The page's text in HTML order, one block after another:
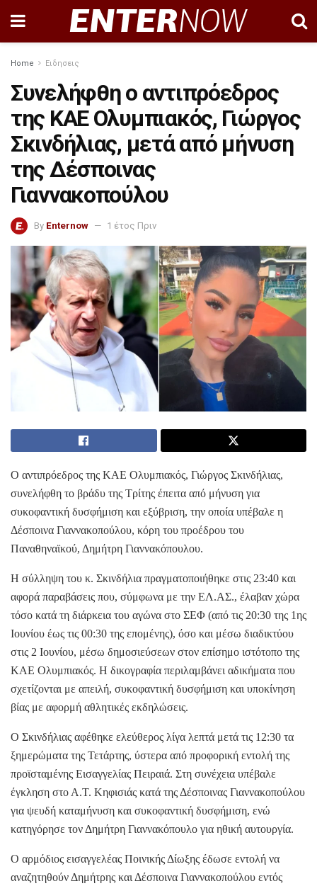
Home Ειδησεις
Συνελήφθη ο αντιπρόεδρος
της ΚΑΕ Ολυμπιακός, Γιώργος
Σκινδήλιας, μετά από μήνυση
της Δέσποινας
Γιαννακοπούλου
By Enternow 1 έτος Πριν
Ο αντιπρόεδρος της ΚΑΕ Ολυμπιακός, Γιώργος Σκινδήλιας,
συνελήφθη το βράδυ της Τρίτης έπειτα από μήνυση για
συκοφαντική δυσφήμιση και εξύβριση, την οποία υπέβαλε η
Δέσποινα Γιαννακοπούλου, κόρη του προέδρου του
Παναθηναϊκού, Δημήτρη Γιαννακόπουλου.
Η σύλληψη του κ. Σκινδήλια πραγματοποιήθηκε στις 23:40 και
αφορά παραβάσεις που, σύμφωνα με την ΕΛ.ΑΣ., έλαβαν χώρα
τόσο κατά τη διάρκεια του αγώνα στο ΣΕΦ (από τις 20:30 της 1ης
Ιουνίου έως τις 00:30 της επομένης), όσο και μέσω διαδικτύου
στις 2 Ιουνίου, μέσω δημοσιεύσεων στον επίσημο ιστότοπο της
ΚΑΕ Ολυμπιακός. Η δικογραφία περιλαμβάνει αδικήματα που
σχετίζονται με απειλή, συκοφαντική δυσφήμιση και υποκίνηση
βίας με αφορμή αθλητικές εκδηλώσεις.
Ο Σκινδήλιας αφέθηκε ελεύθερος λίγα λεπτά μετά τις 12:30 τα
ξημερώματα της Τετάρτης, ύστερα από προφορική εντολή της
προϊσταμένης Εισαγγελίας Πειραιά. Στη συνέχεια υπέβαλε
έγκληση στο Α.Τ. Κηφισιάς κατά της Δέσποινας Γιαννακοπούλου
για ψευδή καταμήνυση και συκοφαντική δυσφήμιση, ενώ
κατηγόρησε τον Δημήτρη Γιαννακόπουλο για ηθική αυτουργία.
Ο αρμόδιος εισαγγελέας Ποινικής Δίωξης έδωσε εντολή να
αναζητηθούν Δημήτρης και Δέσποινα Γιαννακοπούλου εντός